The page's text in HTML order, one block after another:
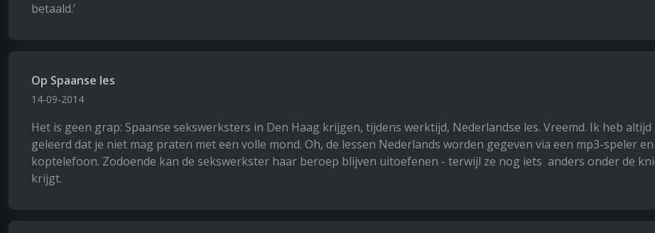
betaald.’
Op Spaanse les
14-09-2014
Het is geen grap: Spaanse sekswerksters in Den Haag krijgen, tijdens werktijd, Nederlandse les. Vreemd. Ik heb altijd
geleerd dat je niet mag praten met een volle mond. Oh, de lessen Nederlands worden gegeven via een mp3-speler
koptelefoon. Zodoende kan de sekswerkster haar beroep blijven uitoefenen - terwijl ze nog iets anders onder de
krijgt.